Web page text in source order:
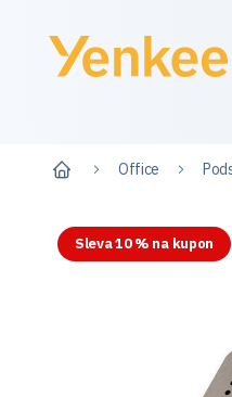
Office
Sleva 10 % na kupon